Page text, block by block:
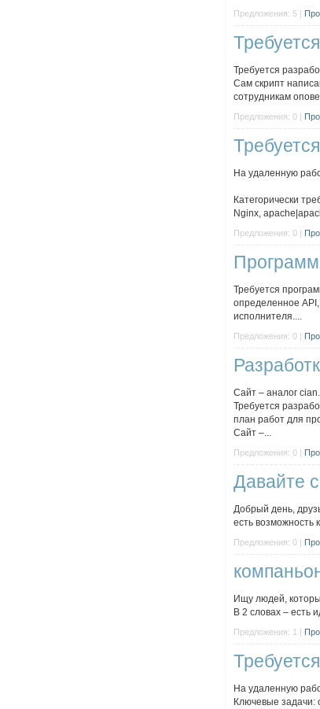
Предложения: 5 |
Требуется
Сам скрипт
сотрудникам
Предложения: 0 |
На удаленную
Категорически
Nginx,
Предложения: 0 |
Требуется
определенное
исполнителя....
Предложения: 0 |
Сайт – аналог
Требуется
план работ для
Сайт –...
Предложения: 0 |
Давайте
Добрый день,
есть возможность
Предложения: 0 |
Ищу людей,
В 2 словах – есть
Предложения: 1 |
На удаленную
Ключевые задачи: